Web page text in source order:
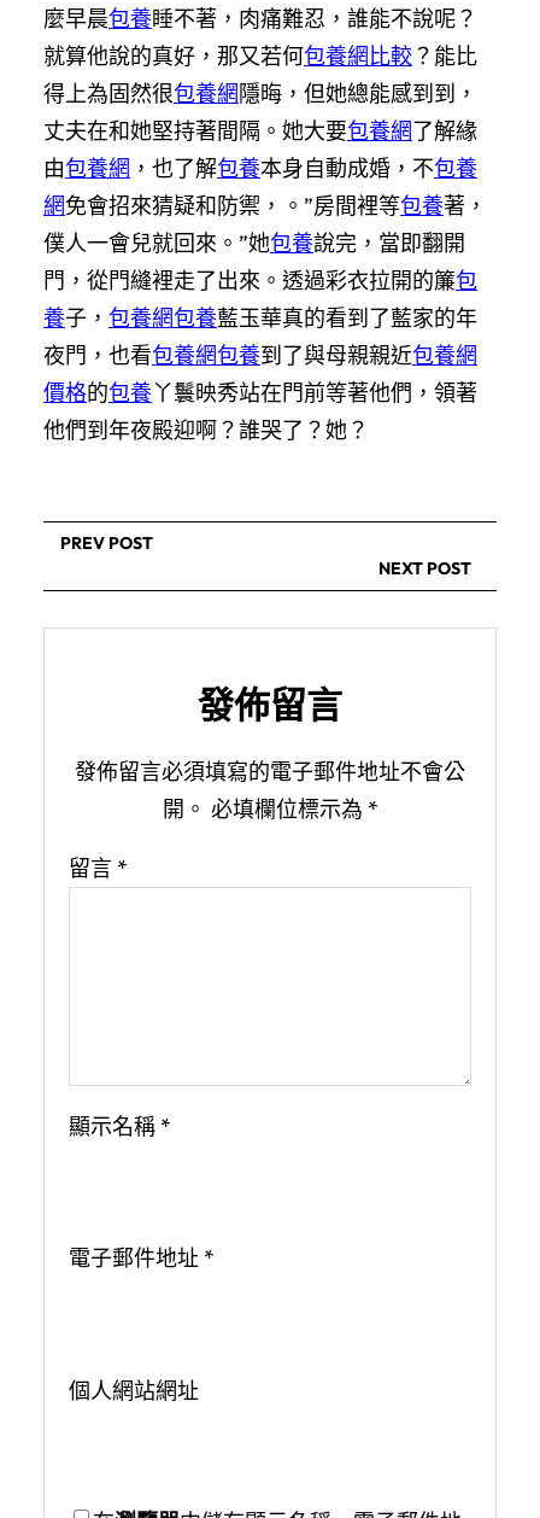
麼早晨包養睡不著，肉痛難忍，誰能不說呢？
就算他說的真好，那又若何包養網比較？能比
得上為固然很包養網隱晦，但她總能感到到，
丈夫在和她堅持著間隔。她大要包養網了解緣
由包養網 ，也了解包養本身自動成婚，不包養
網免會招來猜疑和防禦，。”房間裡等包養著，
僕人一會兒就回來。”她包養說完，當即翻開
門，從門縫裡走了出來。透過彩衣拉開的簾包
養子， 包養網包養藍玉華真的看到了藍家的年
夜門，也看包養網包養到了與母親親近包養網
價格的包養丫鬟映秀站在門前等著他們，領著
他們到年夜殿迎啊？誰哭了？她？
PREV POST
NEXT POST
發佈留言
發佈留言必須填寫的電子郵件地址不會公
開。 必填欄位標示為 *
留言 *
顯示名稱 *
電子郵件地址 *
個人網站網址